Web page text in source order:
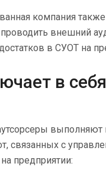
компания
внешний
в СУОТ на
в себя
выполняют
связанных с
предприятии: